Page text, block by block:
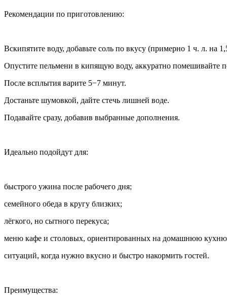
Рекомендации по приготовлению:
Вскипятите воду, добавьте соль по вкусу (примерно 1 ч. л. на
Опустите пельмени в кипящую воду, аккуратно помешивайте
После всплытия варите 5−7 минут.
Достаньте шумовкой, дайте стечь лишней воде.
Подавайте сразу, добавив выбранные дополнения.
Идеально подойдут для:
быстрого ужина после рабочего дня;
семейного обеда в кругу близких;
лёгкого, но сытного перекуса;
меню кафе и столовых, ориентированных на домашнюю
ситуаций, когда нужно вкусно и быстро накормить гостей.
Преимущества: